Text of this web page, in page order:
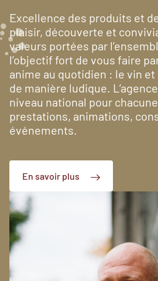
Excellence des produits et
plaisir, découverte et
valeurs portées par
l’objectif fort de vous faire
anime au quotidien : le vin
de manière ludique.
niveau national pour
prestations, animations,
événements.
En savoir plus